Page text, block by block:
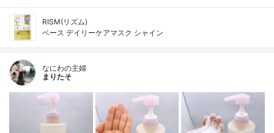
RISM(リズム)
ベース デイリーケアマスク シャイン
なにわの主婦
まりたそ